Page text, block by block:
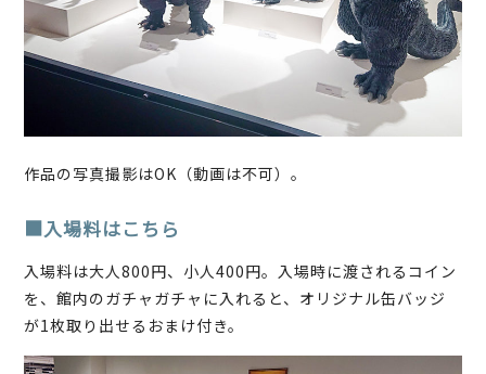
作品の写真撮影はOK（動画は不可）。
■入場料はこちら
入場料は大人800円、小人400円。入場時に渡されるコイン
を、館内のガチャガチャに入れると、オリジナル缶バッジ
が1枚取り出せるおまけ付き。